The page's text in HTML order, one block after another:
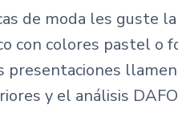
de moda les guste
con colores pastel o
presentaciones
y el análisis